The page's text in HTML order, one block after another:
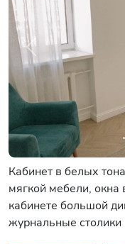
Previous
Кабинет в белых
мягкой мебели,
кабинете большой
журнальные столики